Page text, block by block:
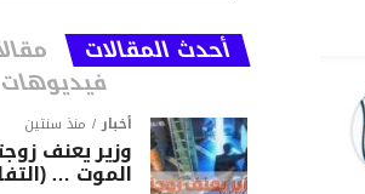
أحدث المقالات
فيديوهات
أخبار منذ سنتين
وزير يعنف
الموت …